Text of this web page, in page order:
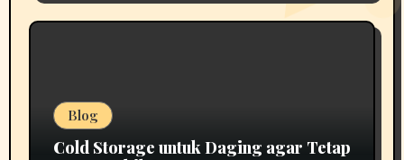
Blog
Cold Storage untuk Daging agar Tetap